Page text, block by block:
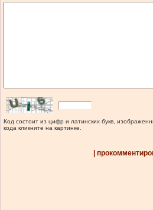
Код состоит из цифр и латинских букв,
кода кликните на картинке.
|